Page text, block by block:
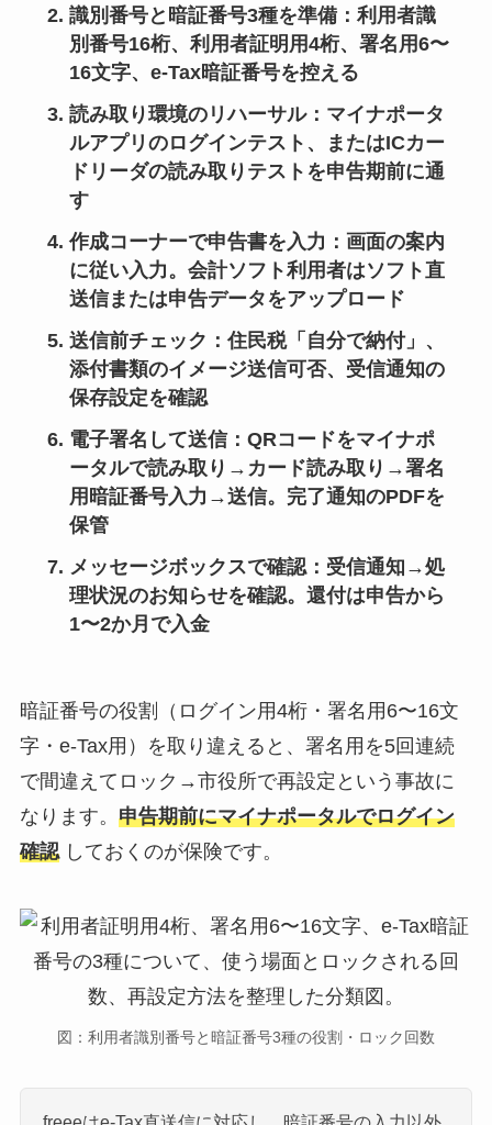
識別番号と暗証番号3種を準備：利用者識
別番号16桁、利用者証明用4桁、署名用6〜
16文字、e-Tax暗証番号を控える
読み取り環境のリハーサル：マイナポータ
ルアプリのログインテスト、またはICカー
ドリーダの読み取りテストを申告期前に通
す
作成コーナーで申告書を入力 ：画面の案内
に従い入力。会計ソフト利用者はソフト直
送信または申告データをアップロード
送信前チェック ：住民税「自分で納付」、
添付書類のイメージ送信可否、受信通知の
保存設定を確認
電子署名して送信：QRコードをマイナポ
ータルで読み取り→カード読み取り→署名
用暗証番号入力→送信。完了通知のPDFを
保管
メッセージボックスで確認：受信通知→処
理状況のお知らせを確認。還付は申告から
1〜2か月で入金
暗証番号の役割（ログイン用4桁・署名用6〜16文
字・e-Tax用）を取り違えると、署名用を5回連続
で間違えてロック→市役所で再設定という事故に
なります。 申告期前にマイナポータルでログイン
確認しておくのが保険です。
図：利用者識別番号と暗証番号3種の役割・ロック回数